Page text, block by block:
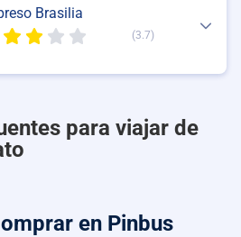
Brasilia
(3.7)
para viajar de
en Pinbus